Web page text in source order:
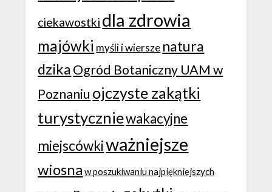
ciekawostki dla zdrowia
majówki myśli i wiersze natura
dzikaOgród Botaniczny UAM w
Poznaniu ojczyste zakątki
turystyczniewakacyjne
miejscówkiważniejsze
wiosna w poszukiwaniu najpiękniejszych